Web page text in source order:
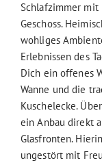
Schlafzimmer
Geschoss.
wohliges
Erlebnissen des
Dich ein offenes
Wanne und die
Kuschelecke.
ein Anbau direkt
Glasfronten.
ungestört mit